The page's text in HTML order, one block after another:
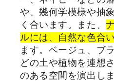
や、幾何学模様や抽
く合います。また、
ルには、自然な色合
ます。ベージュ、ブ
どの土や植物を連想
のある空間を演出しま